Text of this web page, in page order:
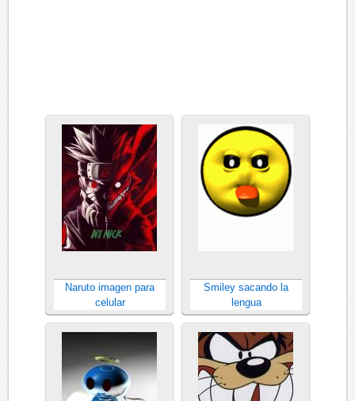
Naruto imagen para
celular
Smiley sacando la
lengua